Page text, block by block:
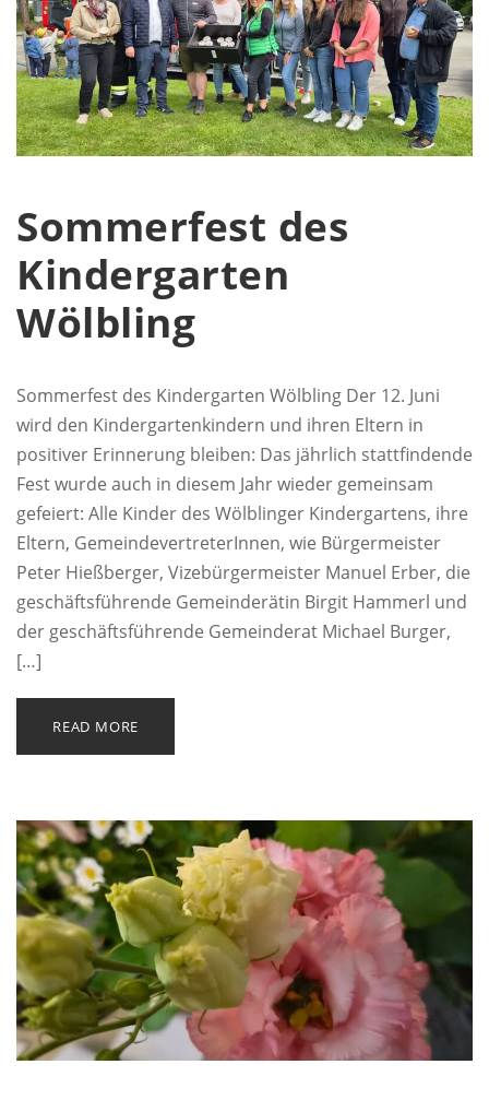
Sommerfest des
Kindergarten
Wölbling
Sommerfest des Kindergarten Wölbling Der 12. Juni
wird den Kindergartenkindern und ihren Eltern in
positiver Erinnerung bleiben: Das jährlich stattfindende
Fest wurde auch in diesem Jahr wieder gemeinsam
gefeiert: Alle Kinder des Wölblinger Kindergartens, ihre
Eltern, GemeindevertreterInnen, wie Bürgermeister
Peter Hießberger, Vizebürgermeister Manuel Erber, die
geschäftsführende Gemeinderätin Birgit Hammerl und
der geschäftsführende Gemeinderat Michael Burger,
[…]
READ MORE